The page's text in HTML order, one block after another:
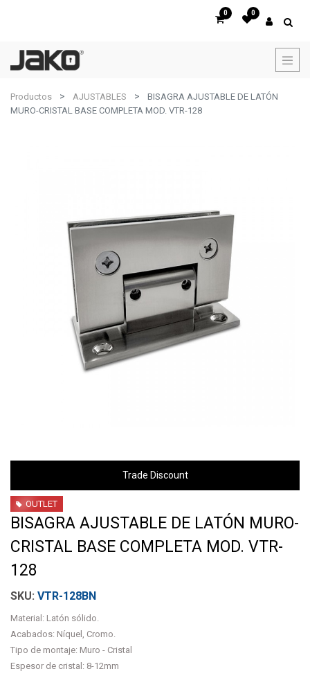
0 0
Productos AJUSTABLES
BISAGRA AJUSTABLE DE LATÓN
MURO-CRISTAL BASE COMPLETA MOD. VTR-128
Trade Discount
OUTLET
BISAGRA AJUSTABLE DE LATÓN MURO-
CRISTAL BASE COMPLETA MOD. VTR-
128
VTR-128BN
Material: Latón sólido.
Acabados: Níquel, Cromo.
Tipo de montaje: Muro - Cristal
Espesor de cristal: 8-12mm